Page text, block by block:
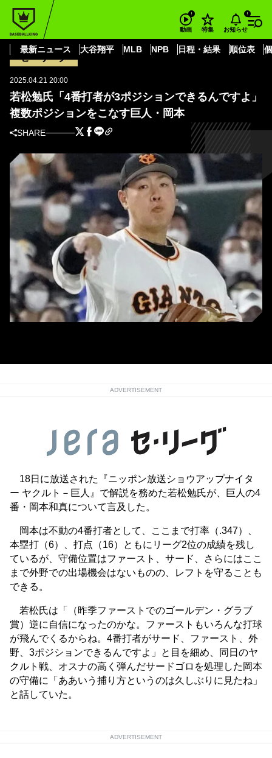
動画 特集 お知らせ
最新ニュース 大谷翔平 MLB NPB 日程・結果 順位表
BASEBALL KING
若松勉氏「4番打者が3ポジションできるんですよ」複数ポジションをこなす
巨人・岡本
セ・リーグ
2025.04.21 20:00
若松勉氏「4番打者が3ポジションできるんですよ」
複数ポジションをこなす巨人・岡本
SHARE
ADVERTISEMENT
18日に放送された『ニッポン放送ショウアップナイタ
ー ヤクルト－巨人』で解説を務めた若松勉氏が、巨人の4
番・岡本和真について言及した。
岡本は不動の4番打者として、ここまで打率（.347）、
本塁打（6）、打点（16）ともにリーグ2位の成績を残し
ているが、守備位置はファースト、サード、さらにはここ
まで外野での出場機会はないものの、レフトを守ることも
できる。
若松氏は「（昨季ファーストでのゴールデン・グラブ
賞）逆に自信になったのかな。ファーストもいろんな打球
が飛んでくるからね。4番打者がサード、ファースト、外
野、3ポジションできるんですよ」と目を細め、同日のヤ
クルト戦、オスナの高く弾んだサードゴロを処理した岡本
の守備に「ああいう捕り方というのは久しぶりに見たね」
と話していた。
ADVERTISEMENT